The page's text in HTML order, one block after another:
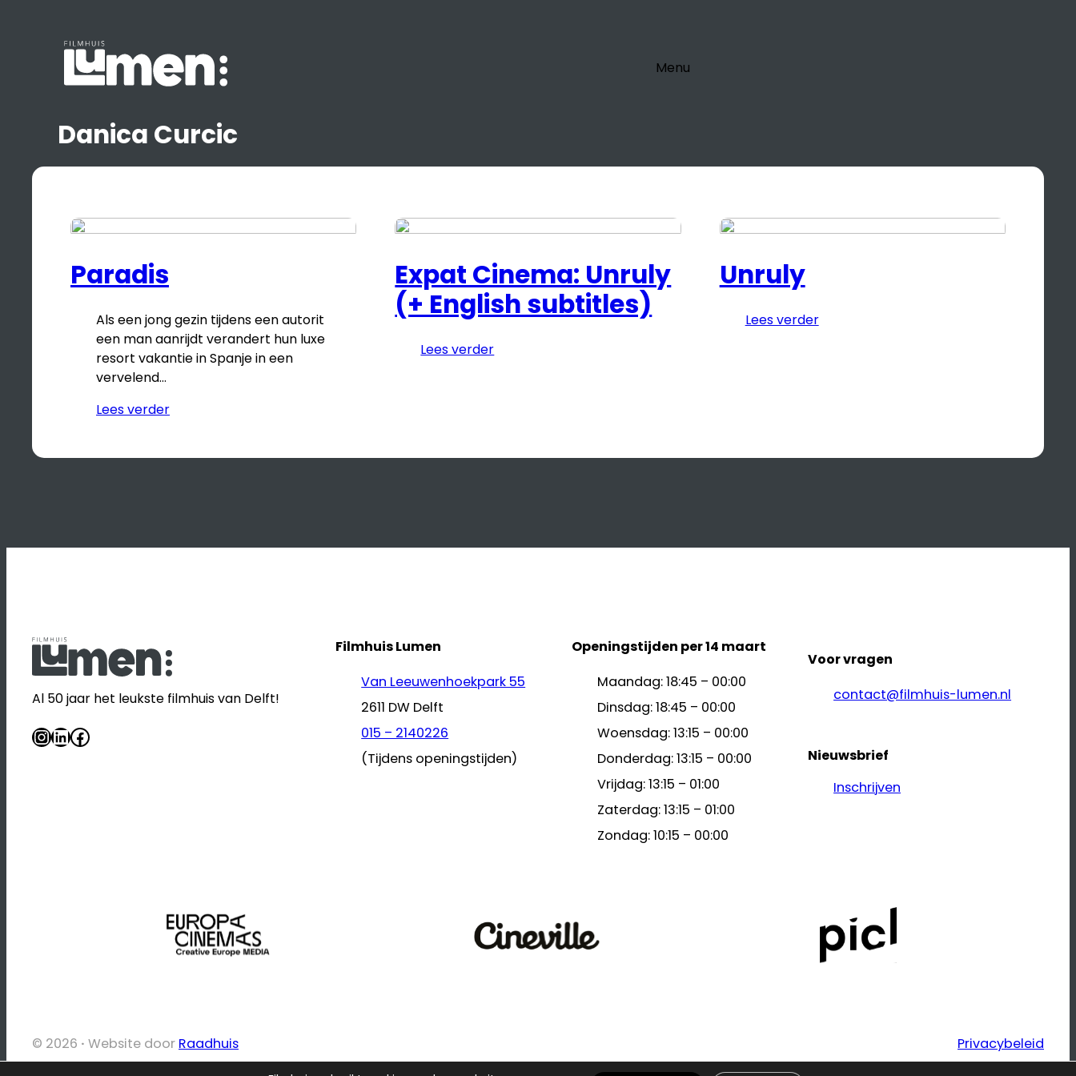
Menu
Danica Curcic
Paradis
Als een jong gezin tijdens een autorit
een man aanrijdt verandert hun luxe
resort vakantie in Spanje in een
vervelend…
Lees verder
Expat Cinema: Unruly
(+ English subtitles)
Lees verder
Unruly
Lees verder
Al 50 jaar het leukste filmhuis van Delft!
InstagramLinkedIn Facebook
Filmhuis Lumen
Van Leeuwenhoekpark 55
2611 DW Delft
015 – 2140226
(Tijdens openingstijden)
Openingstijden per 14 maart
Maandag: 18:45 – 00:00
Dinsdag: 18:45 – 00:00
Woensdag: 13:15 – 00:00
Donderdag: 13:15 – 00:00
Vrijdag: 13:15 – 01:00
Zaterdag: 13:15 – 01:00
Zondag: 10:15 – 00:00
Voor vragen
contact@filmhuis-lumen.nl
Nieuwsbrief
Inschrijven
© 2026 · Website door Raadhuis Privacybeleid